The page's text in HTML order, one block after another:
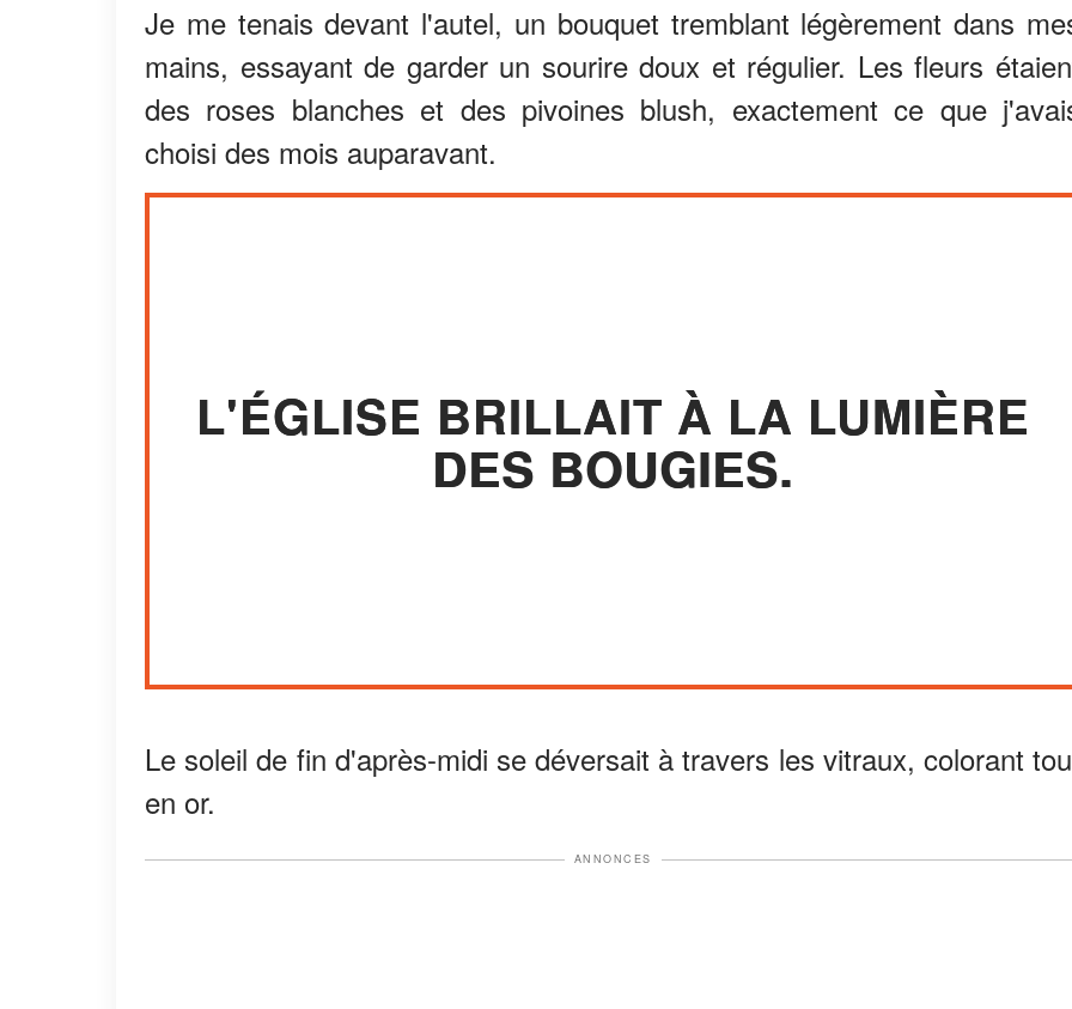
Je me tenais devant l'autel, un bouquet tremblant légèrement dans
mains, essayant de garder un sourire doux et régulier. Les fleurs
des roses blanches et des pivoines blush, exactement ce que
choisi des mois auparavant.
L'ÉGLISE BRILLAIT À LA LUMIÈRE
DES BOUGIES.
Le soleil de fin d'après-midi se déversait à travers les vitraux, colorant
en or.
ANNONCES